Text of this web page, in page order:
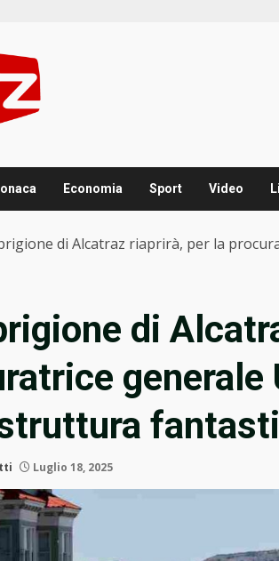
Economia Sport Video
prigione di Alcatraz riaprirà, per la
di
generale
Luglio 18, 2025